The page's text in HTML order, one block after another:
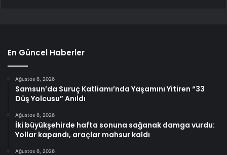
En Güncel Haberler
Ağustos 6, 2026
Samsun’da Suruç Katliamı’nda Yaşamını Yitiren “33
Düş Yolcusu” Anıldı
Ağustos 6, 2026
İki büyükşehirde hafta sonuna sağanak damga vurdu:
Yollar kapandı, araçlar mahsur kaldı
Ağustos 6, 2026